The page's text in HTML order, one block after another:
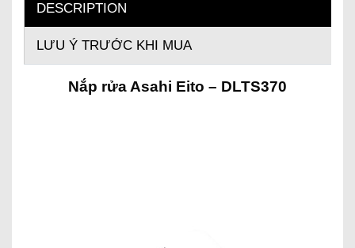
DESCRIPTION
LƯU Ý TRƯỚC KHI MUA
Nắp rửa Asahi Eito – DLTS370